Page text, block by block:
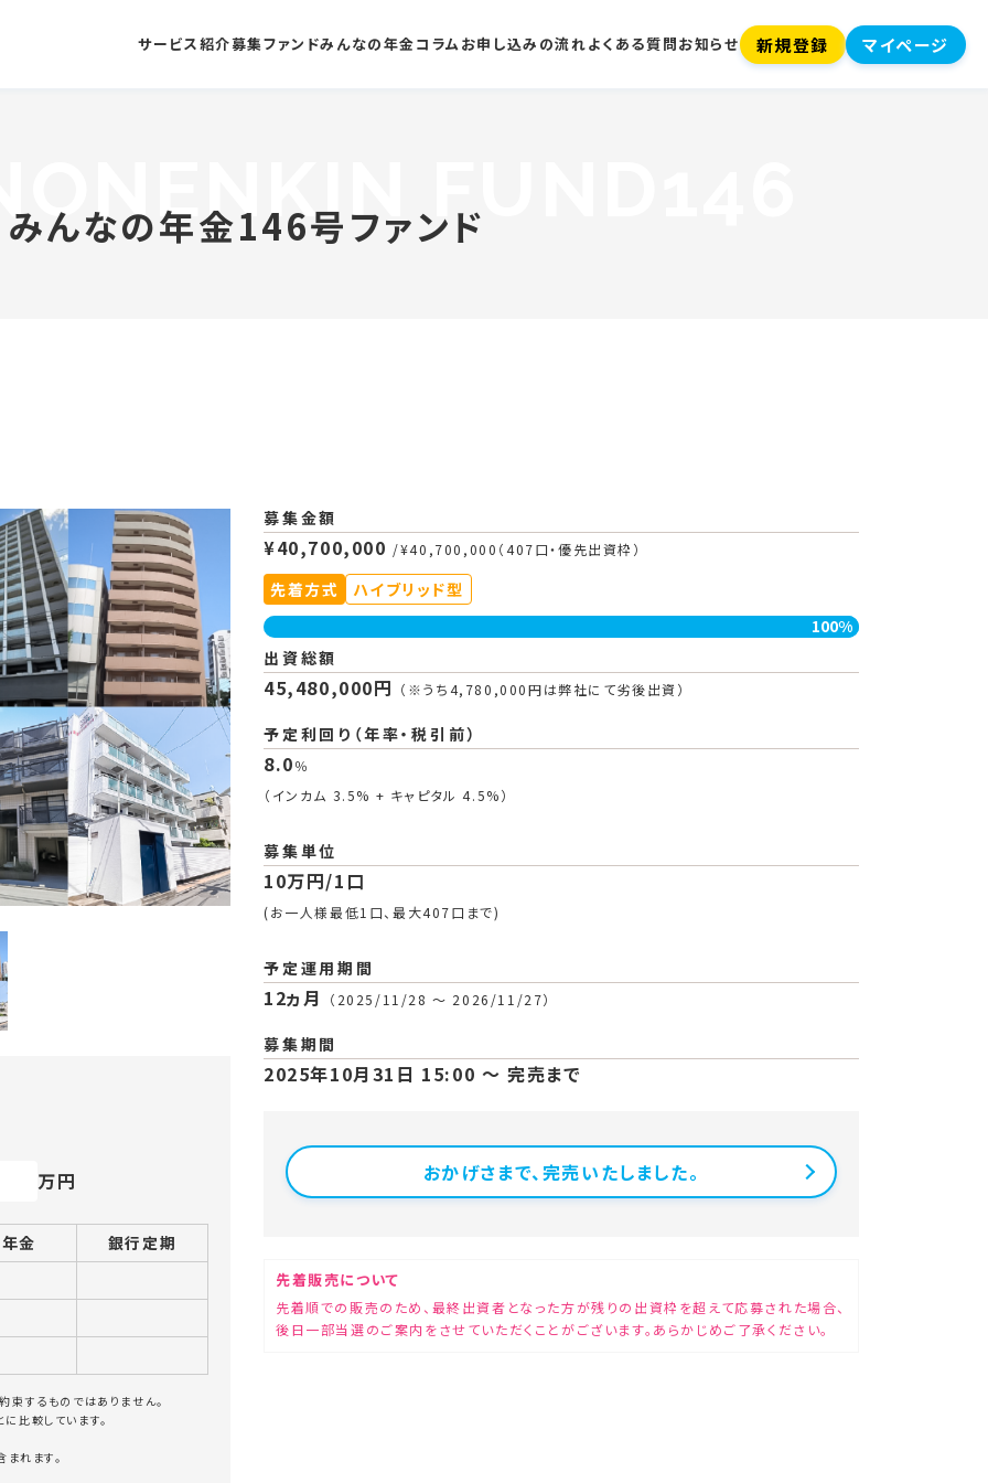
サービス紹介募集ファンドみんなの年金コラムお申し込みの流れよくある質問お知らせ 新規登録 マイページ
FUND146
みんなの年金146号ファンド
万円
金 銀行定期
束するものではありません。
比較しています。
れます。
募集金額
¥40,700,000/¥40,700,000 （407口・優先出資枠）
先着方式
ハイブリッド型
100%
出資総額
45,480,000円 （※うち4,780,000円は弊社にて劣後出資）
予定利回り（年率・税引前）
8.0％
（インカム 3.5% + キャピタル 4.5%）
募集単位
10万円/1口
(お一人様最低1口、最大407口まで)
予定運用期間
12ヵ月 （2025/11/28 〜 2026/11/27）
募集期間
2025年10月31日 15:00 〜 完売まで
おかげさまで、完売いたしました。
先着販売について
先着順での販売のため、最終出資者となった方が残りの出資枠を超えて応募された場合、
後日一部当選のご案内をさせていただくことがございます。あらかじめご了承ください。